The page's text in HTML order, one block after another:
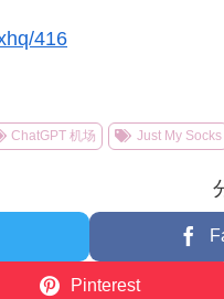
416
ChatGPT 机场 Just My Socks
Pinterest